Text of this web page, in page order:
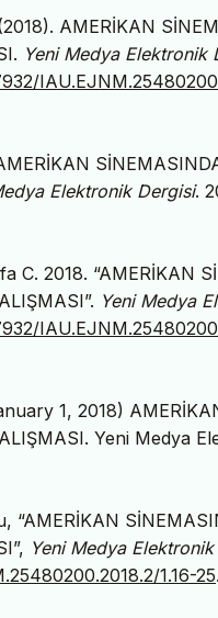
AMERİKAN
Yeni Medya Elektronik
Elektronik Dergisi.
C. 2018. “AMERİKAN
Yeni Medya
1, 2018)
Yeni Medya
“AMERİKAN
Yeni Medya
1.16-25.